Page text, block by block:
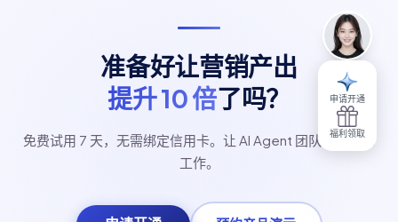
准备好让营销产出
提升 10 倍了吗？
免费试用 7 天，无需绑定信用卡。让 AI Agent 团队开始为你
工作。
申请开通
福利领取